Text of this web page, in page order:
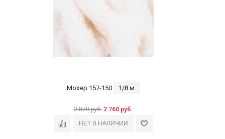
Мохер 157-150 1/8 м
2 870 руб. 2 760 руб.